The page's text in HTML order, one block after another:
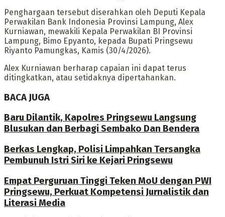
Penghargaan tersebut diserahkan oleh Deputi Kepala
Perwakilan Bank Indonesia Provinsi Lampung, Alex
Kurniawan, mewakili Kepala Perwakilan BI Provinsi
Lampung, Bimo Epyanto, kepada Bupati Pringsewu
Riyanto Pamungkas, Kamis (30/4/2026).
Alex Kurniawan berharap capaian ini dapat terus
ditingkatkan, atau setidaknya dipertahankan.
BACA JUGA
Baru Dilantik, Kapolres Pringsewu Langsung
Blusukan dan Berbagi Sembako Dan Bendera
Berkas Lengkap, Polisi Limpahkan Tersangka
Pembunuh Istri Siri ke Kejari Pringsewu
Empat Perguruan Tinggi Teken MoU dengan PWI
Pringsewu, Perkuat Kompetensi Jurnalistik dan
Literasi Media